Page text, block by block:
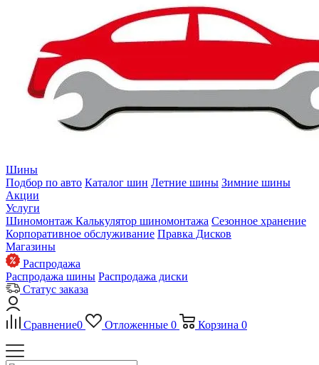
Шины
Подбор по авто Каталог шин Летние шины Зимние шины
Акции
Услуги
Шиномонтаж Калькулятор шиномонтажа Сезонное хранение
Корпоративное обслуживание Правка Дисков
Магазины
Распродажа
Распродажа шины Распродажа диски
Статус заказа
Сравнение0 Отложенные 0 Корзина 0